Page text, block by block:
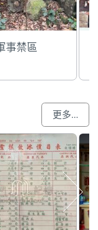
事禁區
更多...